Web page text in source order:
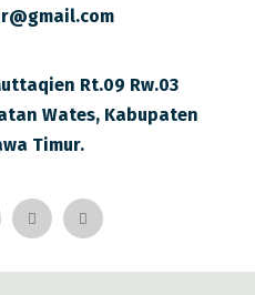
Rt.09 Rw.03
Wates, Kabupaten
Timur.